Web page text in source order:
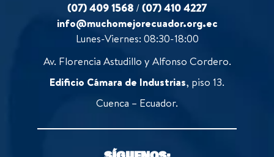
(07) 409 1568 /(07) 410 4227
info@muchomejorecuador.org.ec
Lunes-Viernes: 08:30-18:00
Av. Florencia Astudillo y Alfonso Cordero.
Edificio Cámara de Industrias, piso 13.
Cuenca – Ecuador.